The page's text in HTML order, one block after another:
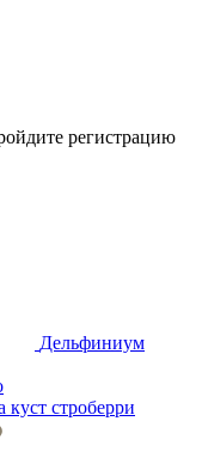
регистрацию
Дельфиниум
куст строберри